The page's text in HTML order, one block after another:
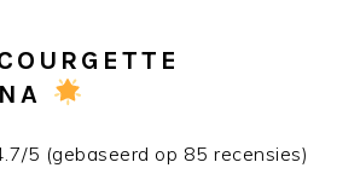
5 (gebaseerd op 85 recensies)